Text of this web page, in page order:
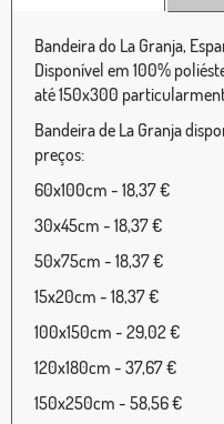
Bandeira do La Granja,
Disponível em 100%
até 150x300
Bandeira de La Granja
preços:
60x100cm - 18,37 €
30x45cm - 18,37 €
50x75cm - 18,37 €
15x20cm - 18,37 €
100x150cm - 29,02 €
120x180cm - 37,67 €
150x250cm - 58,56 €